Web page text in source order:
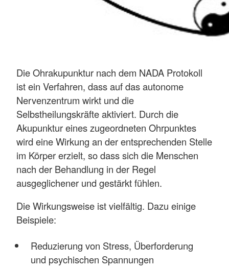
Die Ohrakupunktur nach dem NADA Protokoll
ist ein Verfahren, dass auf das autonome
Nervenzentrum wirkt und die
Selbstheilungskräfte aktiviert. Durch die
Akupunktur eines zugeordneten Ohrpunktes
wird eine Wirkung an der entsprechenden Stelle
im Körper erzielt, so dass sich die Menschen
nach der Behandlung in der Regel
ausgeglichener und gestärkt fühlen.
Die Wirkungsweise ist vielfältig. Dazu einige
Beispiele:
Reduzierung von Stress, Überforderung
und psychischen Spannungen